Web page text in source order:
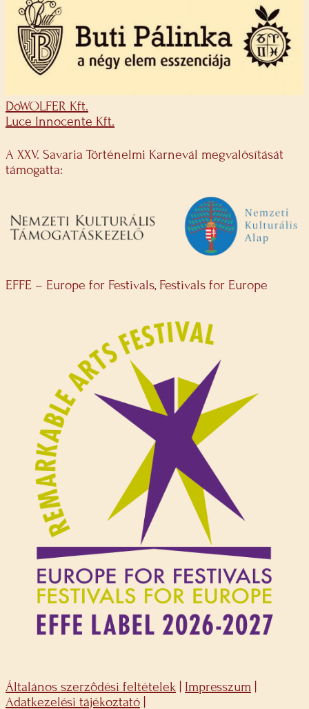
DöWOLFER Kft.
Luce Innocente Kft.
A XXV. Savaria Történelmi Karnevál megvalósítását
támogatta:
EFFE – Europe for Festivals, Festivals for Europe
Általános szerződési feltételek Impresszum
Adatkezelési tájékoztató